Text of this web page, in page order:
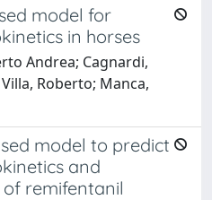
model for
in horses
Andrea; Cagnardi,
Roberto; Manca,
model to predict
and
remifentanil